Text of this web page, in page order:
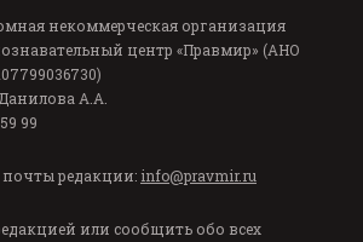
некоммерческая организация
центр «Правмир» (АНО
А.А.
99
почты редакции: info@pravmir.ru
или сообщить обо всех